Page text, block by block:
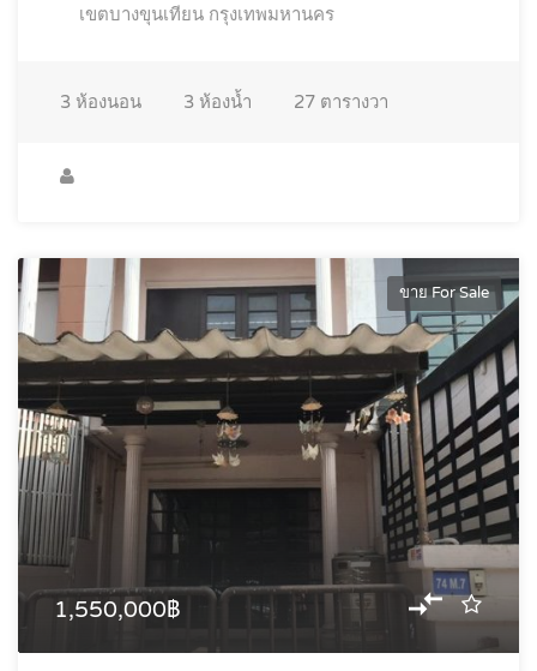
เขตบางขุนเทียน กรุงเทพมหานคร
3 ห้องนอน 3 ห้องน้ำ 27 ตารางวา
ขาย For Sale
1,550,000฿